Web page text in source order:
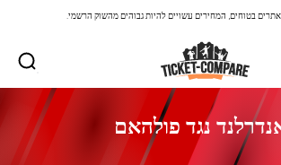
אתרים בטוחים, המחירים עשויים להיות גבוהים מהשוק הרשמי.
נגד פולהאם